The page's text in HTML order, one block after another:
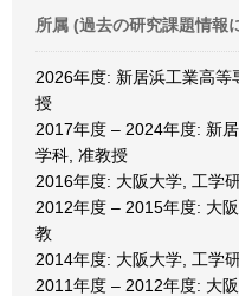
所属 (過去の研究課題情報
2026年度: 新居浜工業高
授
2017年度 – 2024年度: 新
学科, 准教授
2016年度: 大阪大学, 工学
2012年度 – 2015年度: 大
教
2014年度: 大阪大学, 工学
2011年度 – 2012年度: 大